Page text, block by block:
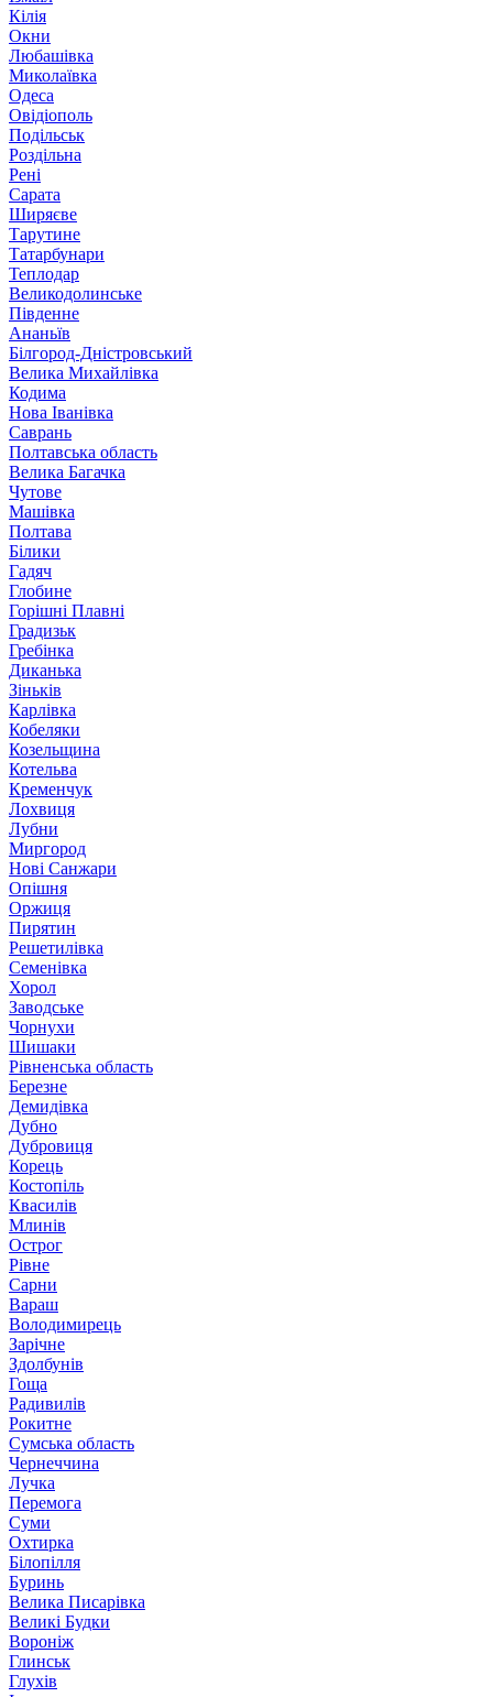
Кілія
Окни
Любашівка
Миколаївка
Одеса
Овідіополь
Подільськ
Роздільна
Рені
Сарата
Ширяєве
Тарутине
Татарбунари
Теплодар
Великодолинське
Південне
Ананьїв
Білгород-Дністровський
Велика Михайлівка
Кодима
Нова Іванівка
Саврань
Полтавська область
Велика Багачка
Чутове
Машівка
Полтава
Білики
Гадяч
Глобине
Горішні Плавні
Градизьк
Гребінка
Диканька
Зіньків
Карлівка
Кобеляки
Козельщина
Котельва
Кременчук
Лохвиця
Лубни
Миргород
Нові Санжари
Опішня
Оржиця
Пирятин
Решетилівка
Семенівка
Хорол
Заводське
Чорнухи
Шишаки
Рівненська область
Березне
Демидівка
Дубно
Дубровиця
Корець
Костопіль
Квасилів
Млинів
Острог
Рівне
Сарни
Вараш
Володимирець
Зарічне
Здолбунів
Гоща
Радивилів
Рокитне
Сумська область
Чернеччина
Лучка
Перемога
Суми
Охтирка
Білопілля
Буринь
Велика Писарівка
Великі Будки
Вороніж
Глинськ
Глухів